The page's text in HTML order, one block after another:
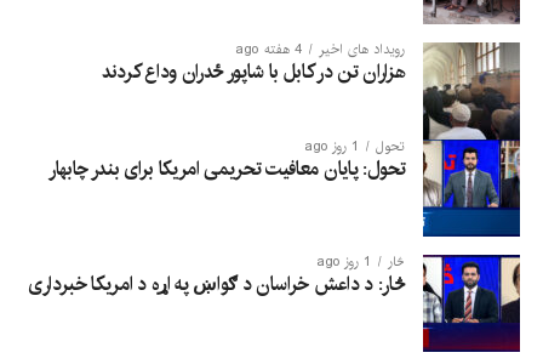
رویداد های اخیر 4 هفته ago
هزاران تن در کابل با شاپور ځدران وداع کردند
تحول 1 روز ago
تحول: پایان معافیت تحریمی امریکا برای بندر چابهار
څار 1 روز ago
څار: د داعش خراسان د ګواښ په اړه د امریکا خبرداری